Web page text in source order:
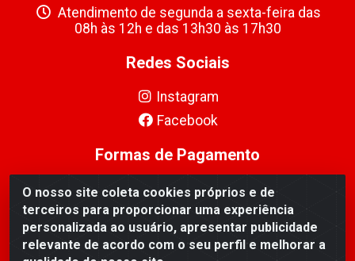
O nosso site coleta cookies próprios e de
terceiros para proporcionar uma experiência
personalizada ao usuário, apresentar publicidade
relevante de acordo com o seu perfil e melhorar a
Atendimento de segunda a sexta-feira das
08h às 12h e das 13h30 às 17h30
Redes Sociais
Instagram
Facebook
Formas de Pagamento
Ricopeças Comércio de componentes Eletrônicos Ltda -